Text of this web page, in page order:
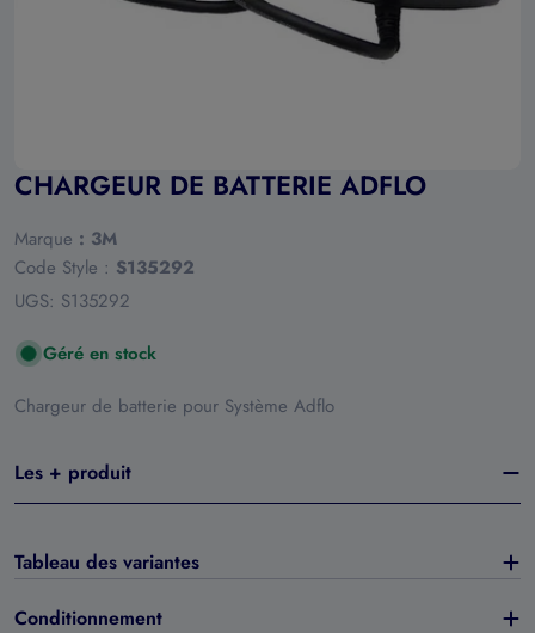
CHARGEUR DE BATTERIE ADFLO
Marque : 3M
Code Style : S135292
UGS: S135292
Géré en stock
Chargeur de batterie pour Système Adflo
Les + produit
Tableau des variantes
Conditionnement